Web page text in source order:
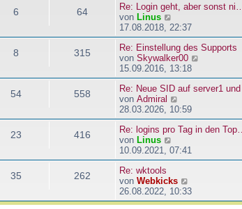
6 64
Re: Login geht, aber sonst ni…
von Linus
e
u
e
s
t
e
r
B
e
i
t
a
g
17.08.2018, 22:37
8 315
Re: Einstellung des Supports
von Skywalker00
u
e
e
r
i
g
15.09.2016, 13:18
54 558
Re: Neue SID auf server1 und
von Admiral
e
u
e
t
e
B
e
i
28.03.2026, 10:59
23 416
Re: logins pro Tag in den Top…
von Linus
e
u
s
t
e
10.09.2021, 07:41
35 262
Re: wktools
von Webkicks
e
u
26.08.2022, 10:33